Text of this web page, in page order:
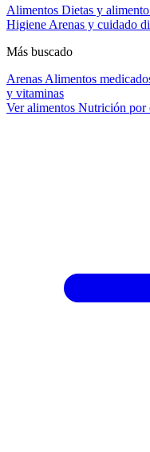
Alimentos Dietas y
Higiene Arenas y cuidado
Más buscado
Arenas Alimentos
y vitaminas
Ver alimentos Nutrición por